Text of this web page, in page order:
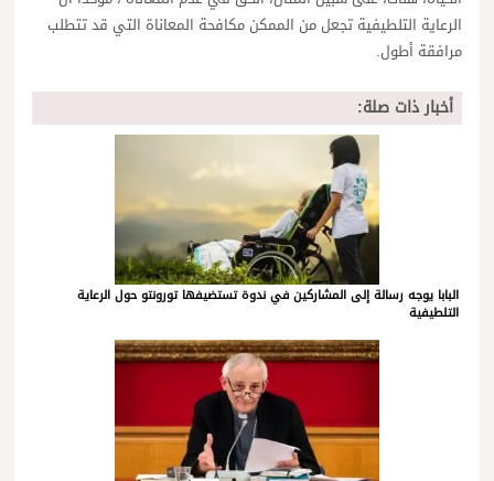
الرعاية التلطيفية تجعل من الممكن مكافحة المعاناة التي قد تتطلب
مرافقة أطول.
أخبار ذات صلة:
البابا يوجه رسالة إلى المشاركين في ندوة تستضيفها تورونتو حول الرعاية
التلطيفية